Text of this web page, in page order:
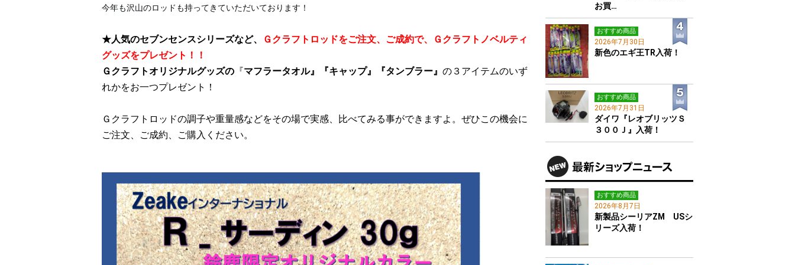
今年も沢山のロッドも持ってきていただいております！
★人気のセブンセンスシリーズなど、
Ｇクラフトロッドをご注文、ご成約で、Ｇクラフトノベルティ
グッズをプレゼント！！
Ｇクラフトオリジナルグッズの 『マフラータオル』『キャップ』『タンブラー』 の３アイテムのいず
れかをお一つプレゼント！
Ｇクラフトロッドの調子や重量感などをその場で実感、比べてみる事ができますよ。 ぜひこの機会に
ご注文、ご成約、ご購入ください。
お買…
おすすめ商品
2026年7月30日
新色のエギ王TR入荷！
おすすめ商品
2026年7月31日
ダイワ『レオブリッツＳ
３００Ｊ』入荷！
おすすめ商品
2026年8月7日
新製品シーリアZM USシ
リーズ入荷！